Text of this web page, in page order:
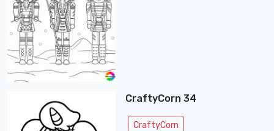
CraftyCorn 34
CraftyCorn